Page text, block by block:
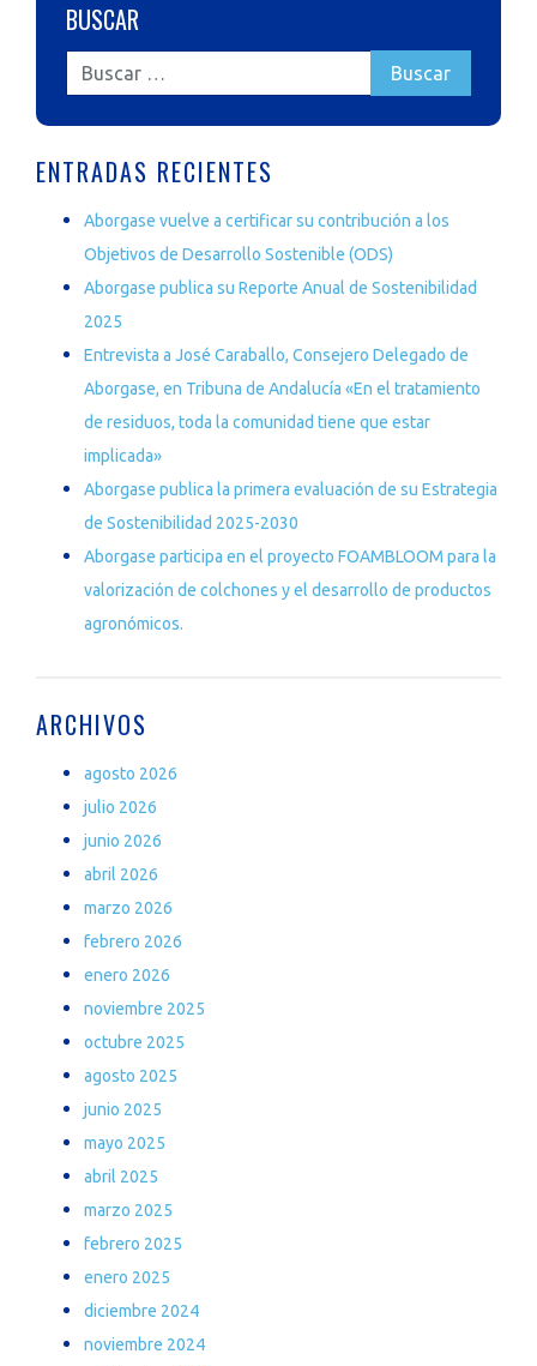
BUSCAR
ENTRADAS RECIENTES
Aborgase vuelve a certificar su contribución a los
Objetivos de Desarrollo Sostenible (ODS)
Aborgase publica su Reporte Anual de Sostenibilidad
2025
Entrevista a José Caraballo, Consejero Delegado de
Aborgase, en Tribuna de Andalucía «En el tratamiento
de residuos, toda la comunidad tiene que estar
implicada»
Aborgase publica la primera evaluación de su Estrategia
de Sostenibilidad 2025-2030
Aborgase participa en el proyecto FOAMBLOOM para la
valorización de colchones y el desarrollo de productos
agronómicos.
ARCHIVOS
agosto 2026
julio 2026
junio 2026
abril 2026
marzo 2026
febrero 2026
enero 2026
noviembre 2025
octubre 2025
agosto 2025
junio 2025
mayo 2025
abril 2025
marzo 2025
febrero 2025
enero 2025
diciembre 2024
noviembre 2024